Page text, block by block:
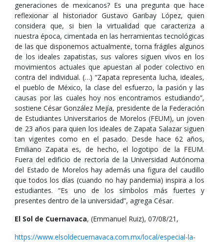
generaciones de mexicanos? Es una pregunta que hace
reflexionar al historiador Gustavo Garibay López, quien
considera que, si bien la virtualidad que caracteriza a
nuestra época, cimentada en las herramientas tecnológicas
de las que disponemos actualmente, torna frágiles algunos
de los ideales zapatistas, sus valores siguen vivos en los
movimientos actuales que apuestan al poder colectivo en
contra del individual. (…) “Zapata representa lucha, ideales,
el pueblo de México, la clase del esfuerzo, la pasión y las
causas por las cuales hoy nos encontramos estudiando”,
sostiene César González Mejía, presidente de la Federación
de Estudiantes Universitarios de Morelos (FEUM), un joven
de 23 años para quien los ideales de Zapata Salazar siguen
tan vigentes como en el pasado. Desde hace 62 años,
Emiliano Zapata es, de hecho, el logotipo de la FEUM.
Fuera del edificio de rectoría de la Universidad Autónoma
del Estado de Morelos hay además una figura del caudillo
que todos los días (cuando no hay pandemia) inspira a los
estudiantes. “Es uno de los símbolos más fuertes y
presentes dentro de la universidad”, agrega César.
El Sol de Cuernavaca, (Emmanuel Ruiz), 07/08/21,
https://www.elsoldecuernavaca.com.mx/local/especial-la-